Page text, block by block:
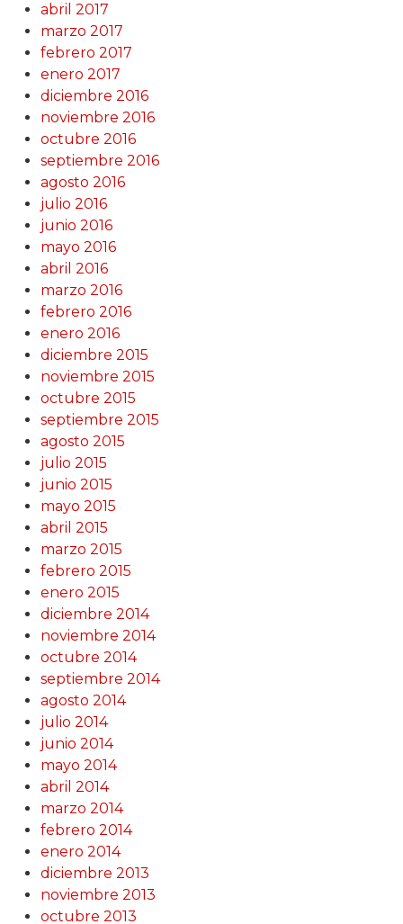
abril 2017
marzo 2017
febrero 2017
enero 2017
diciembre 2016
noviembre 2016
octubre 2016
septiembre 2016
agosto 2016
julio 2016
junio 2016
mayo 2016
abril 2016
marzo 2016
febrero 2016
enero 2016
diciembre 2015
noviembre 2015
octubre 2015
septiembre 2015
agosto 2015
julio 2015
junio 2015
mayo 2015
abril 2015
marzo 2015
febrero 2015
enero 2015
diciembre 2014
noviembre 2014
octubre 2014
septiembre 2014
agosto 2014
julio 2014
junio 2014
mayo 2014
abril 2014
marzo 2014
febrero 2014
enero 2014
diciembre 2013
noviembre 2013
octubre 2013